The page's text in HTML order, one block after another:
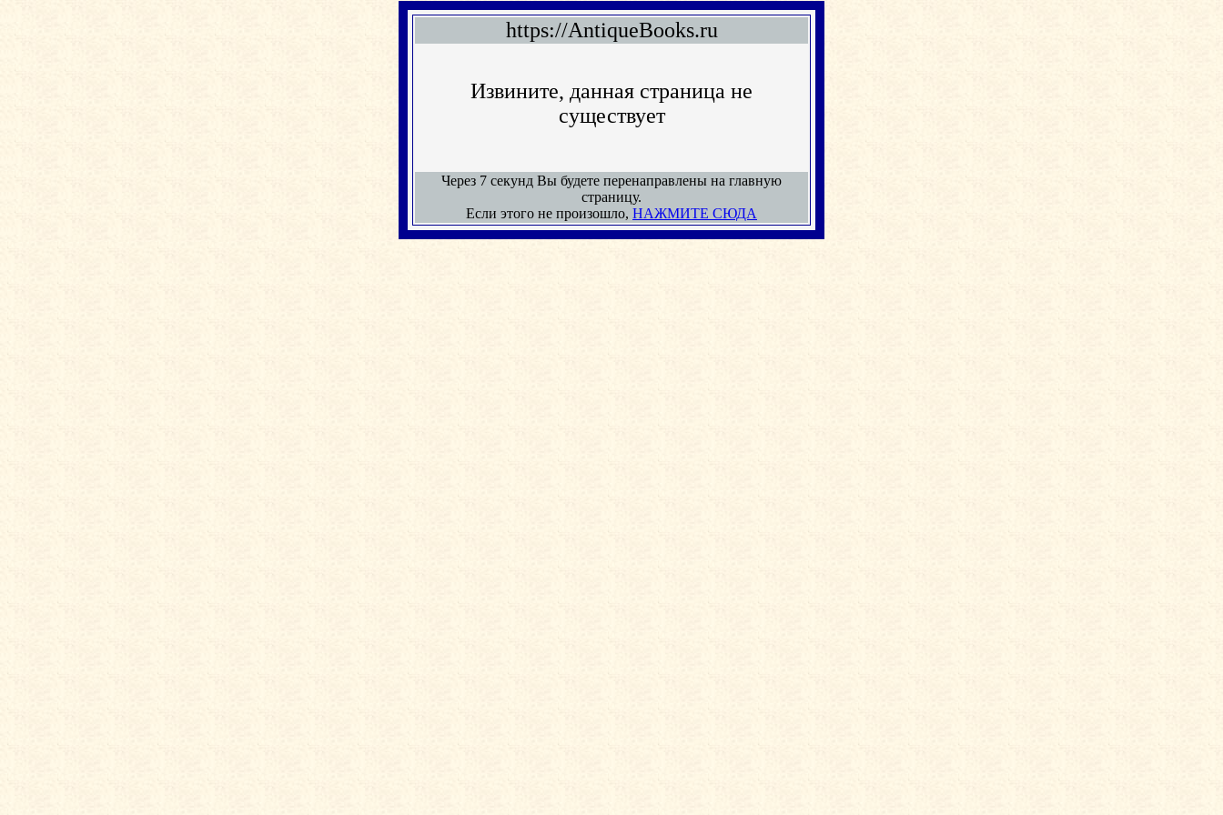
https://AntiqueBooks.ru
Извините, данная страница не
существует
Через 7 секунд Вы будете перенаправлены на главную
страницу.
Если этого не произошло, НАЖМИТЕ СЮДА